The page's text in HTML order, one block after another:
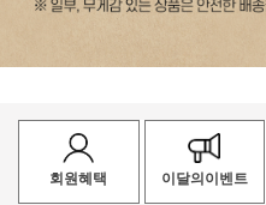
회원혜택 이달의이벤트